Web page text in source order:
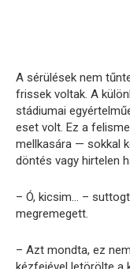
A sérülések nem
frissek voltak. A
stádiumai
eset volt. Ez a
mellkasára — sokkal
döntés vagy hirtelen
– Ó, kicsim… –
megremegett.
– Azt mondta, ez